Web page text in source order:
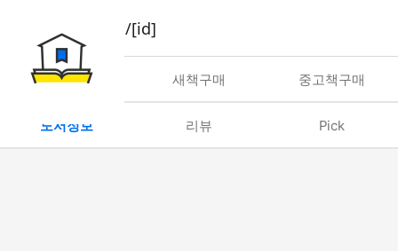
book/rent/[id]
대여 새책구매 중고책구매
도서정보 리뷰 Pick